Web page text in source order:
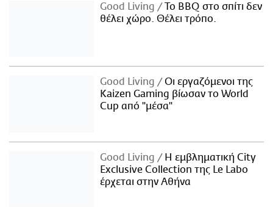
Good Living
Το BBQ στο σπίτι δεν
θέλει χώρο. Θέλει τρόπο.
Good Living
Οι εργαζόμενοι της
Kaizen Gaming βίωσαν το World
Cup από "μέσα"
Good Living
Η εμβληματική City
Exclusive Collection της Le Labo
έρχεται στην Αθήνα